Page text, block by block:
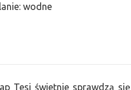
wodne
Tesi świetnie sprawdzą